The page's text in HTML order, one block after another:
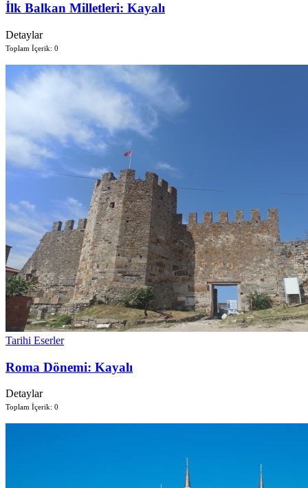
İlk Balkan Milletleri: Kayalı
Detaylar
Toplam İçerik: 0
Tarihi Eserler
Roma Dönemi: Kayalı
Detaylar
Toplam İçerik: 0